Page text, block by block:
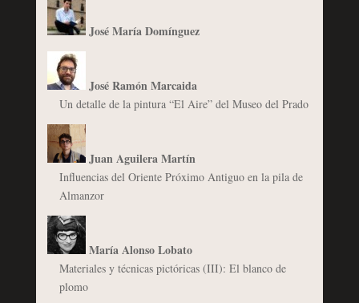
José María Domínguez
José Ramón Marcaida
Un detalle de la pintura “El Aire” del Museo del Prado
Juan Aguilera Martín
Influencias del Oriente Próximo Antiguo en la pila de
Almanzor
María Alonso Lobato
Materiales y técnicas pictóricas (III): El blanco de
plomo